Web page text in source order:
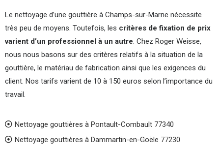
Le nettoyage d’une gouttière à Champs-sur-Marne nécessite
très peu de moyens. Toutefois, les critères de fixation de prix
varient d’un professionnel à un autre. Chez Roger Weisse,
nous nous basons sur des critères relatifs à la situation de la
gouttière, le matériau de fabrication ainsi que les exigences du
client. Nos tarifs varient de 10 à 150 euros selon l’importance du
travail.
Nettoyage gouttières à Pontault-Combault 77340
Nettoyage gouttières à Dammartin-en-Goële 77230